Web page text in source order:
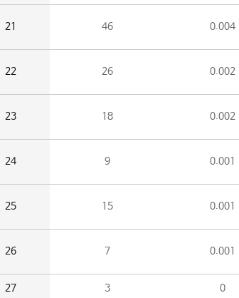
21 46 0.004
22 26 0.002
23 18 0.002
24 9 0.001
25 15 0.001
26 7 0.001
27 3 0